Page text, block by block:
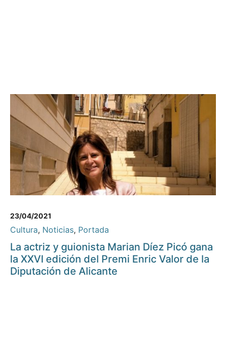
23/04/2021
Cultura, Noticias, Portada
La actriz y guionista Marian Díez Picó gana
la XXVI edición del Premi Enric Valor de la
Diputación de Alicante